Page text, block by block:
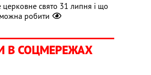
церковне свято 31 липня і що
робити
В СОЦМЕРЕЖАХ